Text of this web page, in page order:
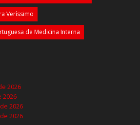
Veríssimo
de Medicina Interna
2026
2026
2026
2026